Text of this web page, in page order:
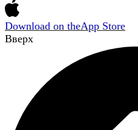
Download on theApp Store
Вверх